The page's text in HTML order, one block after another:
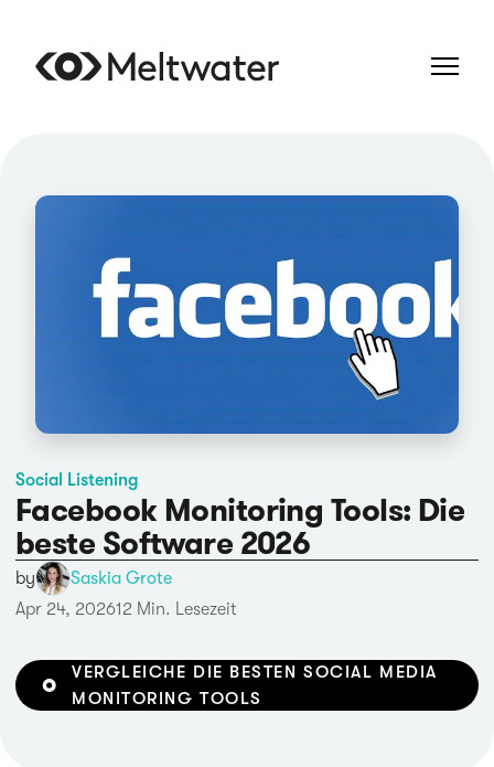
Social Listening
Facebook Monitoring Tools: Die
beste Software 2026
by
Saskia Grote
Apr 24, 202612 Min. Lesezeit
VERGLEICHE DIE BESTEN SOCIAL MEDIA
MONITORING TOOLS